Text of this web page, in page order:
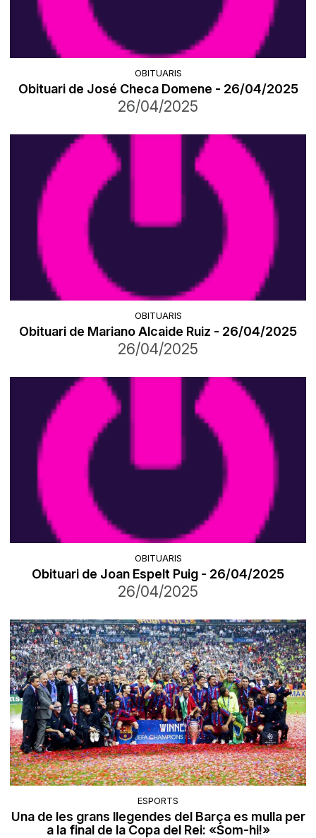
OBITUARIS
Obituari de José Checa Domene - 26/04/2025
26/04/2025
OBITUARIS
Obituari de Mariano Alcaide Ruiz - 26/04/2025
26/04/2025
OBITUARIS
Obituari de Joan Espelt Puig - 26/04/2025
26/04/2025
ESPORTS
Una de les grans llegendes del Barça es mulla per
a la final de la Copa del Rei: «Som-hi!»